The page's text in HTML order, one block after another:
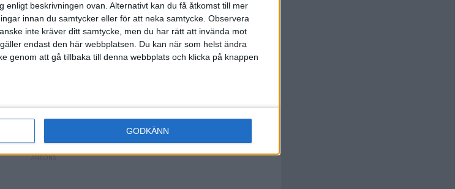
enligt beskrivningen ovan. Alternativt kan du få åtkomst till mer
innan du samtycker eller för att neka samtycke. Observera
inte kräver ditt samtycke, men du har rätt att invända mot
endast den här webbplatsen. Du kan när som helst ändra
genom att gå tillbaka till denna webbplats och klicka på knappen
GODKÄNN
F. Acerbi
90+1
(ass.D. Frattesi)
90+4